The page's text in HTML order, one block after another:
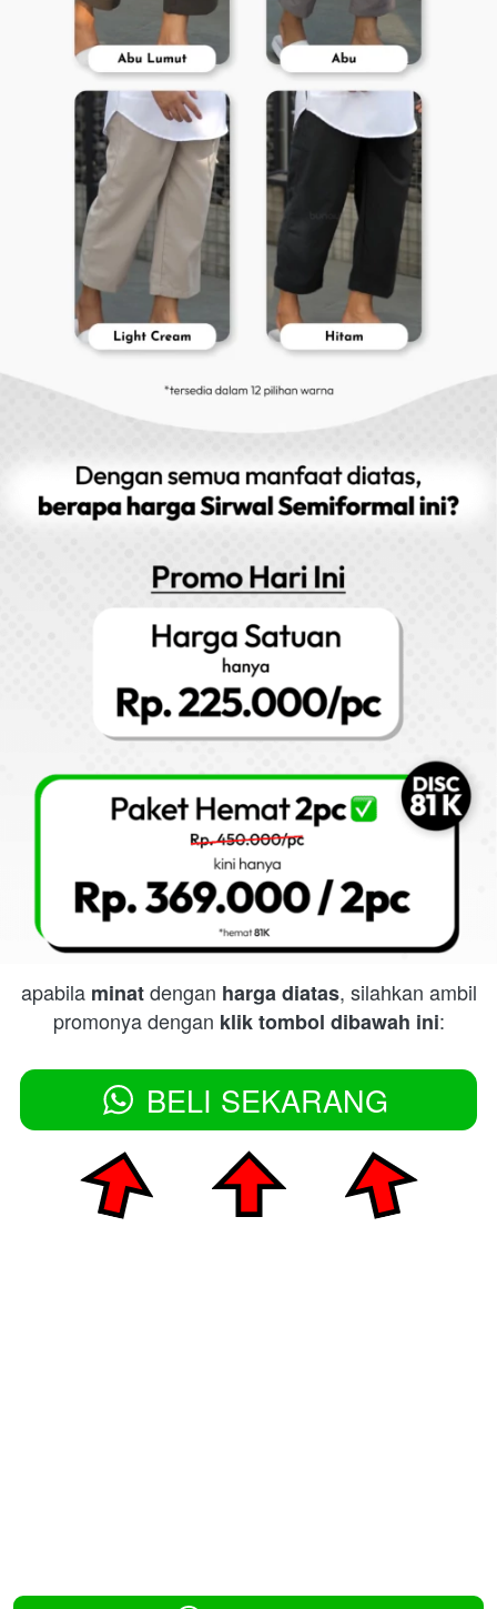
apabila minat dengan harga diatas, silahkan ambil
promonya dengan klik tombol dibawah ini:
` BELI SEKARANG